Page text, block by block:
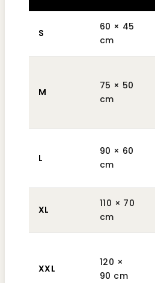
S
60 × 45
cm
M
75 × 50
cm
L
90 × 60
cm
XL
110 × 70
cm
XXL
120 ×
90 cm